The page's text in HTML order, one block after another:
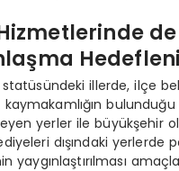
de
illerde, ilçe
yerler ile büyükşehir
dışındaki yerlerde
yaygınlaştırılması